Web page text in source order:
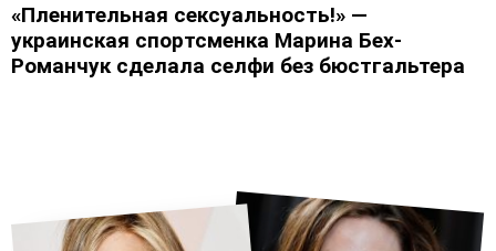
«Пленительная сексуальность!» —
украинская спортсменка Марина Бех-
Романчук сделала селфи без бюстгальтера